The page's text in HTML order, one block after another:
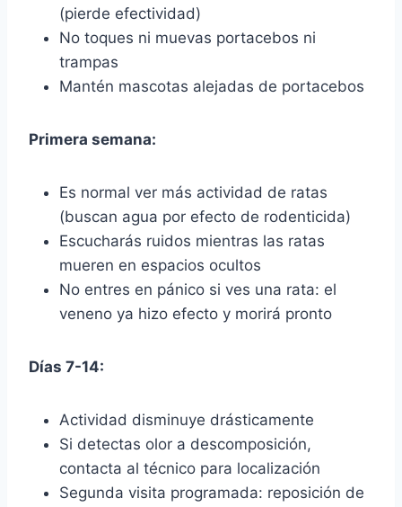
(pierde efectividad)
No toques ni muevas portacebos ni
trampas
Mantén mascotas alejadas de portacebos
Primera semana:
Es normal ver más actividad de ratas
(buscan agua por efecto de rodenticida)
Escucharás ruidos mientras las ratas
mueren en espacios ocultos
No entres en pánico si ves una rata: el
veneno ya hizo efecto y morirá pronto
Días 7-14:
Actividad disminuye drásticamente
Si detectas olor a descomposición,
contacta al técnico para localización
Segunda visita programada: reposición de